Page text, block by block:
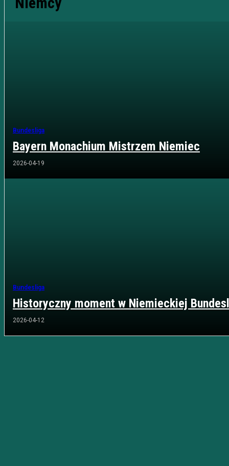
Bundesliga
Bayern Monachium Mistrzem Niemiec
2026-04-19
Bundesliga
Historyczny moment w Niemieckiej
2026-04-12